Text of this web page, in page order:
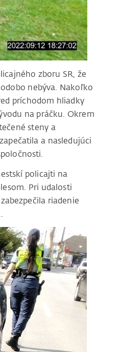
zboru SR, že
nebýva. Nakoľko
príchodom hliadky
na práčku. Okrem
steny a
a nasledujúci
policajti na
Pri udalosti
riadenie